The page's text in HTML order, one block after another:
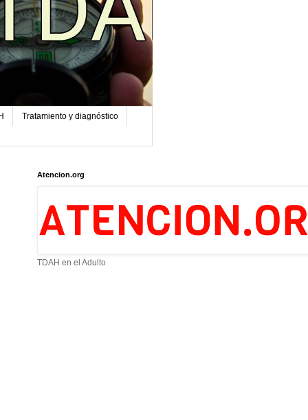
Tratamiento y diagnóstico
Atencion.org
TDAH en el Adulto